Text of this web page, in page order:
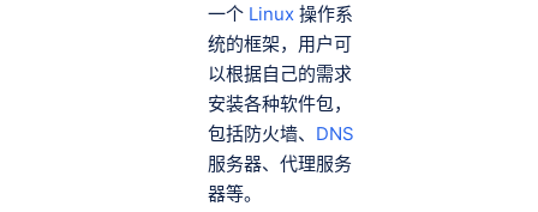
一个 Linux操作系
统的框架，用户可
以根据自己的需求
安装各种软件包，
包括防火墙、 DNS
服务器、代理服务
器等。